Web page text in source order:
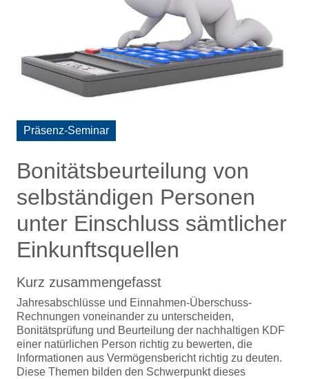
Präsenz-Seminar
Bonitätsbeurteilung von
selbständigen Personen
unter Einschluss sämtlicher
Einkunftsquellen
Kurz zusammengefasst
Jahresabschlüsse und Einnahmen-Überschuss-
Rechnungen voneinander zu unterscheiden,
Bonitätsprüfung und Beurteilung der nachhaltigen KDF
einer natürlichen Person richtig zu bewerten, die
Informationen aus Vermögensbericht richtig zu deuten.
Diese Themen bilden den Schwerpunkt dieses